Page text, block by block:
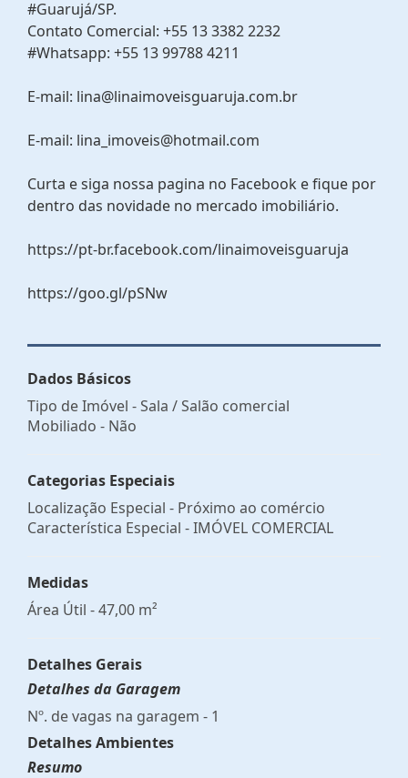
#Guarujá/SP.
Contato Comercial: +55 13 3382 2232
#Whatsapp: +55 13 99788 4211
E-mail: lina@linaimoveisguaruja.com.br
E-mail: lina_imoveis@hotmail.com
Curta e siga nossa pagina no Facebook e fique por
dentro das novidade no mercado imobiliário.
https://pt-br.facebook.com/linaimoveisguaruja
https://goo.gl/pSNw
Dados Básicos
Tipo de Imóvel - Sala / Salão comercial
Mobiliado - Não
Categorias Especiais
Localização Especial - Próximo ao comércio
Característica Especial - IMÓVEL COMERCIAL
Medidas
Área Útil - 47,00 m²
Detalhes Gerais
Detalhes da Garagem
Nº. de vagas na garagem - 1
Detalhes Ambientes
Resumo